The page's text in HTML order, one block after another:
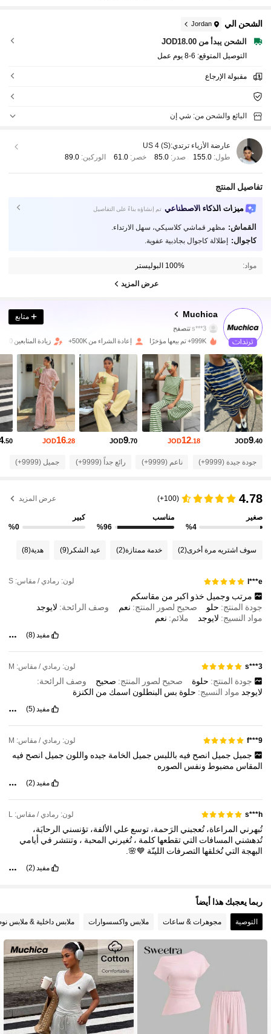
الشحن الي Jordan
الشحن يبدأ من JOD18.00
التوصيل المتوقع: 6-8 يوم عمل
مقبولة الإرجاع
البائع والشحن من: شي إن
عارضة الأزياء ترتدي:US 4 (S)
طول: 155.0 صدر:85.0 خصر: 61.0 الوركين: 89.0
تفاصيل المنتج
ميزات الذكاء الاصطناعي تم إنشاؤه بناءً على التفاصيل
القماش: مظهر قماشي كلاسيكي، سهل الارتداء.
كاجوال: إطلالة كاجوال بجاذبية عفوية.
مواد: 100% البوليستر
عرض المزيد
Muchica
s***3تتصفح
4.79
4.79 337K متابعون
4.79 337K متابعون
4.79 337K متابعون
337K متابعون
متابع
999K+ تم بيعها مؤخرًا إعادة الشراء من 500K+ زيادة المتابعين 10%
JOD9.40
JOD12.18
JOD9.70
JOD16.28
.50
جودة جيدة (9999+) ناعم (9999+) رائع جداً (9999+) جميل (9999+)
4.78
(100+) عرض المزيد
صغير
%4
مناسب
%96
كبير
%0
سوف اشتريه مرة أخرى(2) خدمة ممتازة(2) عيد الشكر(9) هدية(8)
l***e لون: رمادي / مقاس: S
مرتب وجميل خذو اكبر من مقاسكم
جودة المنتج: حلو صحيح لصور المنتج: نعم وصف الرائحة: لايوجد
مواد النسيج: لايوجد ملائم: نعم
مفيد (8)
s***3 لون: رمادي / مقاس: M
جودة المنتج: حلوة صحيح لصور المنتج: صحيح
وصف الرائحة:
لايوجد مواد النسيج: حلوة بس البنطلون اسمك من الكنزة
مفيد (5)
f***9 لون: رمادي / مقاس: M
جميل جميل انصح فيه باللبس جميل الخامة جيده واللون جميل انصح فيه
المقاس مضبوط ونفس الصوره
مفيد(2)
s***h لون: رمادي / مقاس: L
تُبهرني المراعاة،تُعجبني الرَحمة،توسع علي الأُلفة،تؤنسني الرحابَة،
تُدهشني المسافات التيتقطعهاكلمة ،تُغيرني المحبة ، وتنتشر في أيامي
البهجة التيتُخلقها التصرفات اللينّة 💙🌸.
مفيد(2)
ربما يعجبك هذا أيضاً
التوصية مجوهرات & ساعات ملابس واكسسوارات ملابس داخلية & ملابس